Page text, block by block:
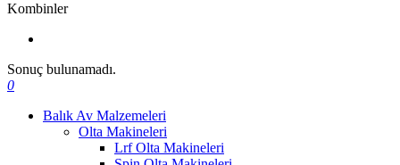
Kombinler
Sonuç bulunamadı.
0
Balık Av Malzemeleri
Olta Makineleri
Lrf Olta Makineleri